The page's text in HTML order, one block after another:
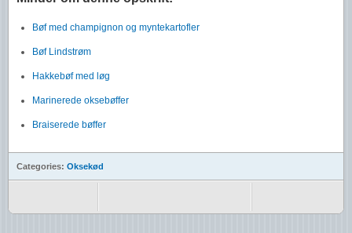
Bøf med champignon og myntekartofler
Bøf Lindstrøm
Hakkebøf med løg
Marinerede oksebøffer
Braiserede bøffer
Categories: Oksekød